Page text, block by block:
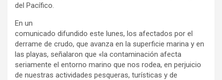
del Pacífico.
En un
comunicado difundido este lunes, los afectados por el
derrame de crudo, que avanza en la superficie marina y en
las playas, señalaron que «la contaminación afecta
seriamente el entorno marino que nos rodea, en perjuicio
de nuestras actividades pesqueras, turísticas y de